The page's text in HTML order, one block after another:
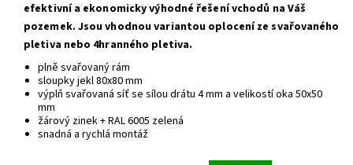
efektivní a ekonomicky výhodné řešení vchodů na Váš
pozemek. Jsou vhodnou variantou oplocení ze svařovaného
pletiva nebo 4hranného pletiva.
plně svařovaný rám
sloupky jekl 80x80 mm
výplň svařovaná síť se sílou drátu 4 mm a velikostí oka 50x50
mm
žárový zinek + RAL 6005 zelená
snadná a rychlá montáž